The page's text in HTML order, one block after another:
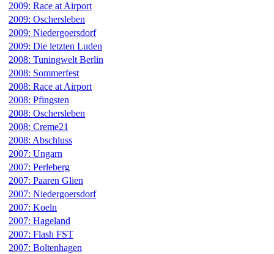
2009: Race at Airport
2009: Oschersleben
2009: Niedergoersdorf
2009: Die letzten Luden
2008: Tuningwelt Berlin
2008: Sommerfest
2008: Race at Airport
2008: Pfingsten
2008: Oschersleben
2008: Creme21
2008: Abschluss
2007: Ungarn
2007: Perleberg
2007: Paaren Glien
2007: Niedergoersdorf
2007: Koeln
2007: Hageland
2007: Flash FST
2007: Boltenhagen